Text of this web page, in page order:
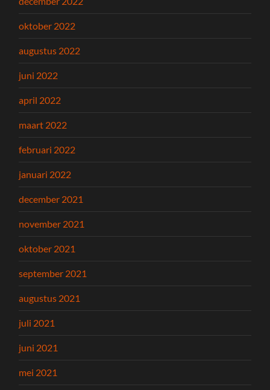
oktober 2022
augustus 2022
juni 2022
april 2022
maart 2022
februari 2022
januari 2022
december 2021
november 2021
oktober 2021
september 2021
augustus 2021
juli 2021
juni 2021
mei 2021